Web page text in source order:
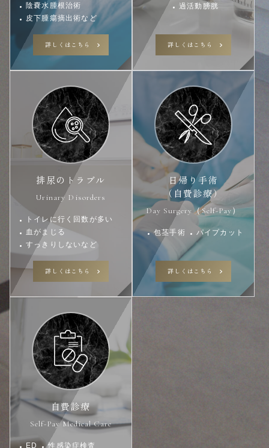
陰嚢水腫根治術
皮下腫瘍摘出術など
詳しくはこちら
過活動膀胱
詳しくはこちら
排尿のトラブル
Urinary Disorders
トイレに行く回数が多い
血がまじる
すっきりしないなど
詳しくはこちら
日帰り手術
（自費診療）
Day Surgery（Self-Pay）
包茎手術 パイプカット
詳しくはこちら
自費診療
Self-Pay Medical Care
ED 性感染症検査